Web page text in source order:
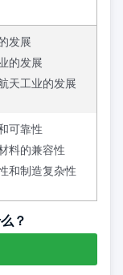
发展
的发展
天工业的发展
可靠性
料的兼容性
和制造复杂性
？